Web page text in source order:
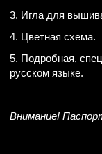
3. Игла для
4. Цветная схема.
5. Подробная,
русском языке.
Внимание!